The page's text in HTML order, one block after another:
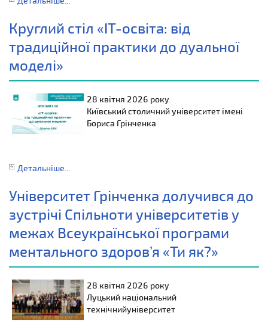
Круглий стіл «ІТ-освіта: від
традиційної практики до дуальної
моделі»
28 квітня 2026 року
Київський столичний університет імені
Бориса Грінченка
Детальніше...
Університет Грінченка долучився до
зустрічі Спільноти університетів у
межах Всеукраїнської програми
ментального здоров’я «Ти як?»
28 квітня 2026 року
Луцький національний
технічнийуніверситет